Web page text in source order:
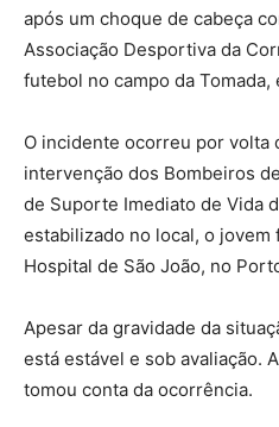
após um choque de cabeça
Associação Desportiva da
futebol no campo da Tomada,
O incidente ocorreu por volta
intervenção dos Bombeiros
de Suporte Imediato de Vida
estabilizado no local, o
Hospital de São João, no
Apesar da gravidade da
está estável e sob avaliação.
tomou conta da ocorrência.